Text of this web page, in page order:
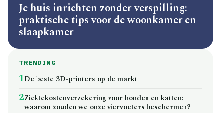
Je huis inrichten zonder verspilling:
praktische tips voor de woonkamer en
slaapkamer
TRENDING
1De beste 3D-printers op de markt
2Ziektekostenverzekering voor honden en katten:
waarom zouden we onze viervoeters beschermen?